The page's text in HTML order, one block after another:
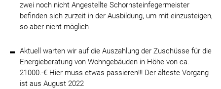
zwei noch nicht Angestellte Schornsteinfegermeister
befinden sich zurzeit in der Ausbildung, um mit einzusteigen,
so aber nicht möglich
Aktuell warten wir auf die Auszahlung der Zuschüsse für die
Energieberatung von Wohngebäuden in Höhe von ca.
21000.-€ Hier muss etwas passieren!!! Der älteste Vorgang
ist aus August 2022